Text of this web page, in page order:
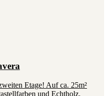
Etage! Auf ca. 25m²
und Echtholz.